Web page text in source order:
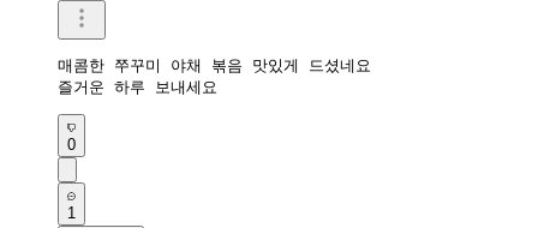
매콤한 쭈꾸미 야채 볶음 맛있게 드셨네요
즐거운 하루 보내세요
0
1